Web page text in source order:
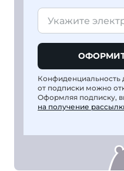
Конфиденциальность
от подписки можно
Оформляя подписку,
на получение